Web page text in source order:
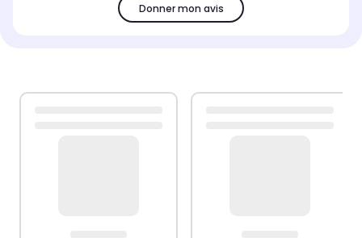
Donner mon avis